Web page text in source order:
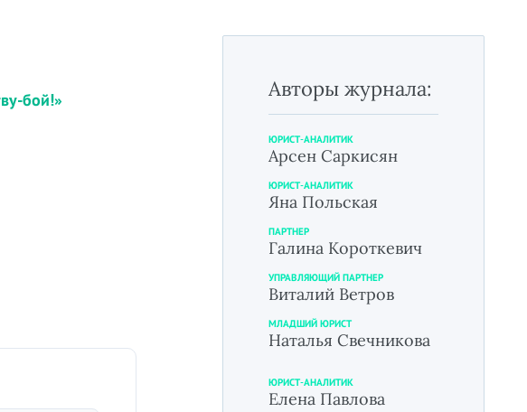
бой!»
Авторы журнала:
ЮРИСТ-АНАЛИТИК
Арсен Саркисян
ЮРИСТ-АНАЛИТИК
Яна Польская
ПАРТНЕР
Галина Короткевич
УПРАВЛЯЮЩИЙ ПАРТНЕР
Виталий Ветров
МЛАДШИЙ ЮРИСТ
Наталья Свечникова
ЮРИСТ-АНАЛИТИК
Елена Павлова